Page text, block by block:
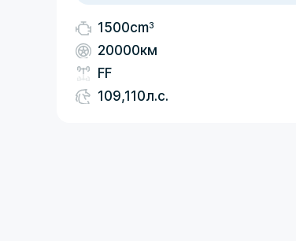
1500cm3
20000км
FF
109,110л.с.